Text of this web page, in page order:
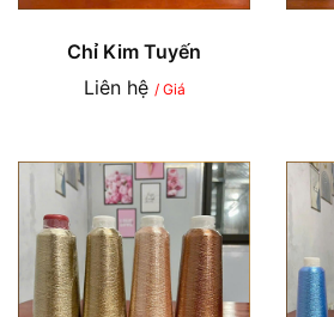
Chỉ Kim Tuyến
Liên hệ / Giá